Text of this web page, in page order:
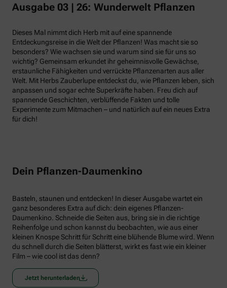
Ausgabe 03 | 26: Wunderwelt Pflanzen
Dieses Mal nimmt dich Herb mit auf eine spannende
Entdeckungsreise in die Welt der Pflanzen! Was macht sie so
besonders? Wie wachsen sie und warum sind sie für uns so
wichtig? Gemeinsam erkundet ihr geheimnisvolle Gewächse,
erstaunliche Fähigkeiten und verrückte Pflanzenarten aus aller
Welt. Mit Herbs Zauberlupe entdeckst du, wie Pflanzen leben, sich
anpassen und sogar echte Superkräfte haben. Freu dich auf
spannende Geschichten, verblüffende Fakten und tolle
Experimente zum Mitmachen – und natürlich auf ein neues Extra
für dich!
Dein Pflanzen-Daumenkino
Basteln, staunen und entdecken! In dieser Ausgabe wartet ein
ganz besonderes Extra auf dich: dein eigenes Pflanzen-
Daumenkino. Schneide die Seiten aus, bring sie in die richtige
Reihenfolge und schon kannst du beobachten, wie aus einer
kleinen Knospe Schritt für Schritt eine blühende Blume wird. Wenn
du schnell durch die Seiten blätterst, wirkt es fast wie ein kleiner
Film – wie cool ist das denn?
Jetzt herunterladen